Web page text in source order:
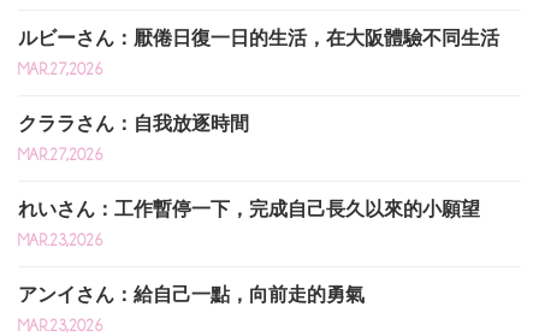
ルビーさん：厭倦日復一日的生活，在大阪體驗不同生活
MAR.27,2026
クララさん：自我放逐時間
MAR.27,2026
れいさん：工作暫停一下，完成自己長久以來的小願望
MAR.23,2026
アンイさん：給自己一點，向前走的勇氣
MAR.23,2026